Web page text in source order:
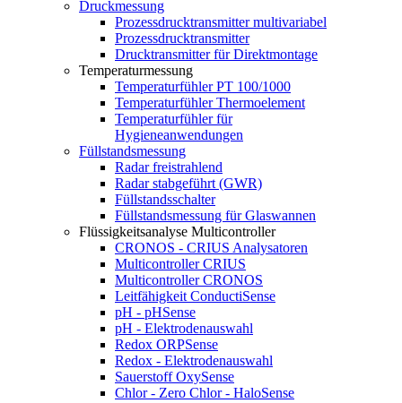
Druckmessung
Prozessdrucktransmitter multivariabel
Prozessdrucktransmitter
Drucktransmitter für Direktmontage
Temperaturmessung
Temperaturfühler PT 100/1000
Temperaturfühler Thermoelement
Temperaturfühler für
Hygieneanwendungen
Füllstandsmessung
Radar freistrahlend
Radar stabgeführt (GWR)
Füllstandsschalter
Füllstandsmessung für Glaswannen
Flüssigkeitsanalyse Multicontroller
CRONOS - CRIUS Analysatoren
Multicontroller CRIUS
Multicontroller CRONOS
Leitfähigkeit ConductiSense
pH - pHSense
pH - Elektrodenauswahl
Redox ORPSense
Redox - Elektrodenauswahl
Sauerstoff OxySense
Chlor - Zero Chlor - HaloSense